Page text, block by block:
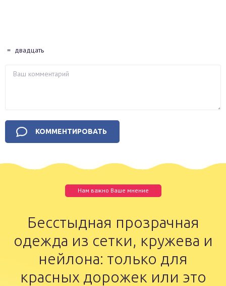
= двадцать
Нам важно Ваше мнение
Бесстыдная прозрачная
одежда из сетки, кружева и
нейлона: только для
красных дорожек или это